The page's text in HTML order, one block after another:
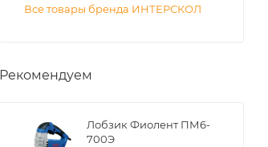
Все товары бренда ИНТЕРСКОЛ
Рекомендуем
Лобзик Фиолент ПМ6-
700Э